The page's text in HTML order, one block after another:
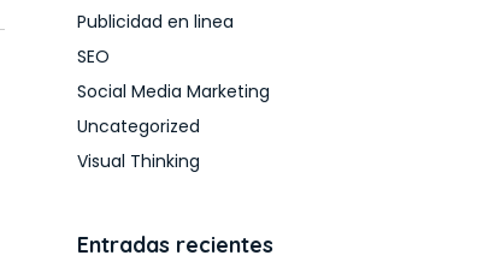
Publicidad en linea
SEO
Social Media Marketing
Uncategorized
Visual Thinking
Entradas recientes